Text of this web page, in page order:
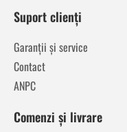
Suport clienți
Garanții și service
Contact
ANPC
Comenzi și livrare